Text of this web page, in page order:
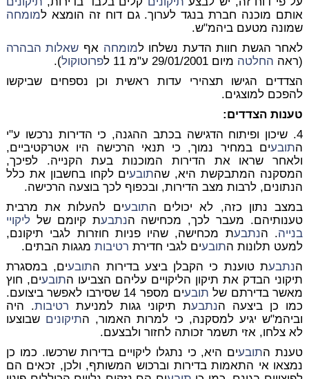
אותם מוכנה חברת בנגד לערוך. גם דוח זה הומצא למומחה
שמונה מטעם ביהמ"ש.
לאחר הגשת חוות הדעת נשלחו למומחה אף שאלות הבהרה
(ראה החלטה מיום 29/01/2001 ע"מ 11 ל פרוטוקול).
הצדדים הגישו תצהירי עדות ראשית וכן נספחים שביקשו
להפכם למוצגים.
טענות הצדדים:
4. שיכון ופיתוח הדגישה בכתב ההגנה, כי הדירות נרכשו ע"י
התובעים במחיר נמוך, כי תנאי הרכישה היו אטרקטיביים,
ולאחר שראו את הדירות המוכנות בעת הקנייה. לפיכך,
המסקנה המתבקשת היא, שהתובעים לקחו בחשבון את כלל
הנתונים, לרבות מצב הדירות, ובכפוף לכך בוצעה הרכישה.
במצב נתון כזה, לא יכולים התובעים להעלות את מרבית
טענותיהם. מעבר לכך, מכחישה הנתבעת קיומם שלליקויי
בנייה. הנתבעת מכחישה, שהיו פניות חוזרות לגבי תיקונם,
למעט תלונות התובעים לגבי חדירת רטיבותמגגות הבתים.
הנתבעת טוענת כי הקבלן ביצע בדירות התובעים, במסגרת
תיקוני הבדק את תיקון הליקויים עליהם הצביעו התובעים, חוץ
מאשר בדירתם של תובע
ים מספר 14 שסירבו לאפשר ביצועם.
כמו כן ביצעה הנתבעת תיקוני גגות למניעת רטיבות. היה
וביהמ"ש יגיע למסקנה, כי למרות האמור, התיקונים שבוצעו
לא צלחו, אזי תשמר זכותה לחזור ולבצעם.
טענת התובעים היא, כי נתגלו ליקויים בדירות שרכשו. כמו כן
נמצאו אי התאמות בדירות וברכוש המשותף, ולכן, זכאים הם